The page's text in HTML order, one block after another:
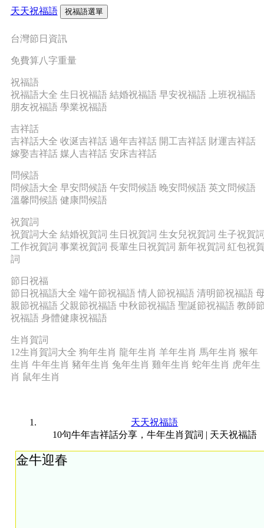
天天祝福語 祝福語選單
台灣節日資訊
免費算八字重量
祝福語
祝福語大全 生日祝福語 結婚祝福語 早安祝福語
上班祝福語
朋友祝福語 學業祝福語
吉祥話
吉祥話大全 收涎吉祥話 過年吉祥話 開工吉祥話 財運吉祥話
嫁娶吉祥話 媒人吉祥話 安床吉祥話
問候語
問候語大全 早安問候語 午安問候語 晚安問候語 英文問候語
溫馨問候語 健康問候語
祝賀詞
祝賀詞大全 結婚祝賀詞 生日祝賀詞 生女兒祝賀詞 生子祝賀
工作祝賀詞 事業祝賀詞 長輩生日祝賀詞 新年祝賀詞 紅包祝
詞
節日祝福
節日祝福語大全 端午節祝福語 情人節祝福語 清明節祝福語
親節祝福語 父親節祝福語 中秋節祝福語 聖誕節祝福語 教師
祝福語 身體健康祝福語
生肖賀詞
12生肖賀詞大全 狗年生肖 龍年生肖 羊年生肖 馬年生肖 猴年
生肖 牛年生肖 豬年生肖 兔年生肖 雞年生肖 蛇年生肖 虎年生
肖 鼠年生肖
天天祝福語
10句牛年吉祥話分享，牛年生肖賀詞 | 天天祝福語